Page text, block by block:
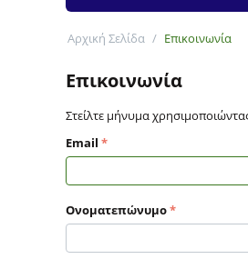
Αρχική Σελίδα / Επικοινωνία
Επικοινωνία
Στείλτε μήνυμα
Email
Ονοματεπώνυμο